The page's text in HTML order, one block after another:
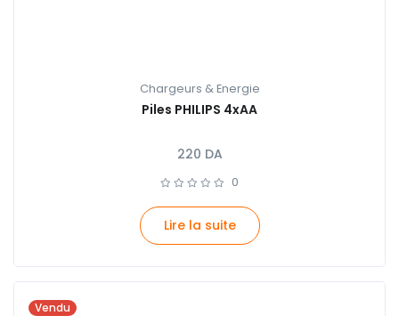
Chargeurs & Energie
Piles PHILIPS 4xAA
220 DA
0
Lire la suite
Vendu